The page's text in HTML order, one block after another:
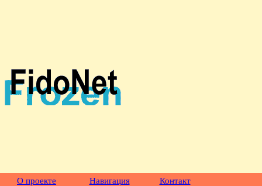
О проекте Навигация Контакт